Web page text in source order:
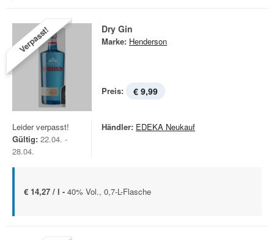
Verpasst! Dry Gin
Marke: Henderson
Preis: € 9,99
Leider verpasst!
Gültig: 22.04. -
28.04.
Händler: EDEKA Neukauf
€ 14,27 / l - 40% Vol., 0,7-L-Flasche